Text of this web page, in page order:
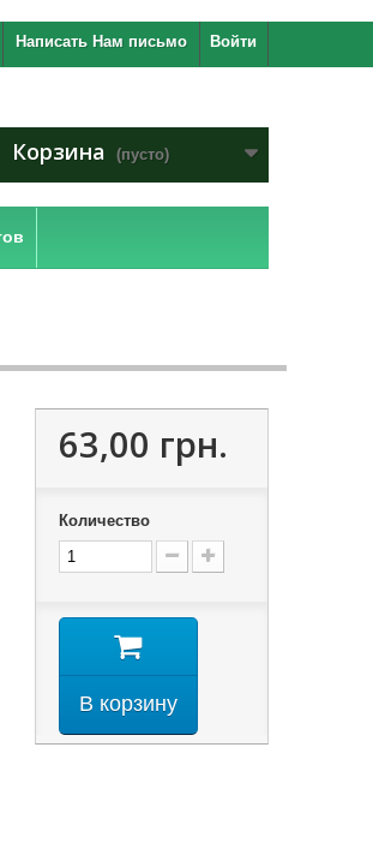
Войти
Написать Нам письмо
Корзина (пусто)
63,00 грн.
Количество
В корзину